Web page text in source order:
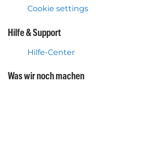
Cookie settings
Hilfe & Support
Hilfe-Center
Was wir noch machen